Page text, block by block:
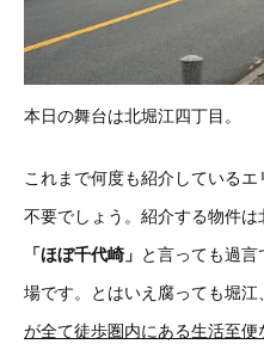
本日の舞台は北堀江四丁目。
これまで何度も紹介している
不要でしょう。紹介する物件は
「ほぼ千代崎」 と言っても過
場です。
とはいえ腐っても堀江、
が全て徒歩圏内にある生活至便